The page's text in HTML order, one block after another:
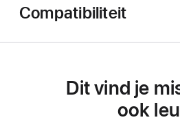
Compatibiliteit
Dit vind je
ook